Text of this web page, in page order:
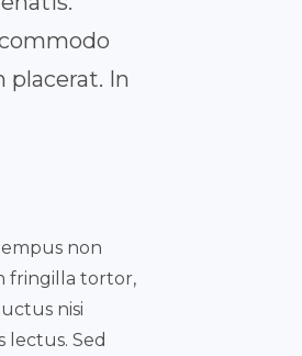
placerat. In
non
fringilla tortor,
nisi
lectus. Sed